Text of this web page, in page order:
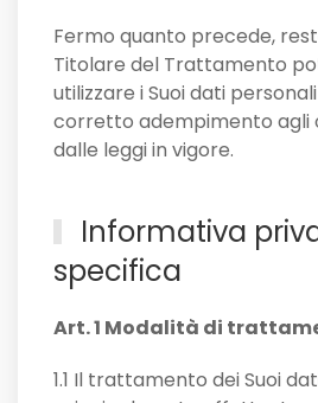
Fermo quanto precede,
Titolare del Trattamento
utilizzare i Suoi dati
corretto adempimento agli
dalle leggi in vigore.
Informativa
specifica
Art. 1 Modalità di
1.1 Il trattamento dei Suoi